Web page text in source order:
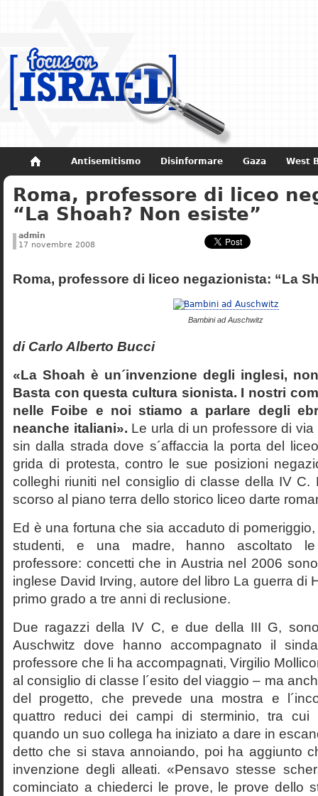
Antisemitismo Disinformare Gaza West
Non dimenticare Storia di Israele
Roma, professore di liceo
“La Shoah? Non esiste”
admin
17 novembre 2008
Roma, professore di liceo negazionista: “La
Bambini ad Auschwitz
di Carlo Alberto Bucci
«La Shoah è un´invenzione degli inglesi,
Basta con questa cultura sionista. I nostri
nelle Foibe e noi stiamo a parlare degli
neanche italiani». Le urla di un professore di
sin dalla strada dove s´affaccia la porta del
grida di protesta, contro le sue posizioni
colleghi riuniti nel consiglio di classe della IV C.
scorso al piano terra dello storico liceo darte
Ed è una fortuna che sia accaduto di
studenti, e una madre, hanno ascoltato le
professore: concetti che in Austria nel 2006
inglese David Irving, autore del libro La guerra di
primo grado a tre anni di reclusione.
Due ragazzi della IV C, e due della III G,
Auschwitz dove hanno accompagnato il
professore che li ha accompagnati, Virgilio
al consiglio di classe l´esito del viaggio – ma
del progetto, che prevede una mostra e
quattro reduci dei campi di sterminio, tra cui
quando un suo collega ha iniziato a dare in
detto che si stava annoiando, poi ha aggiunto
invenzione degli alleati. «Pensavo stesse
cominciato a chiederci le prove, le prove dello